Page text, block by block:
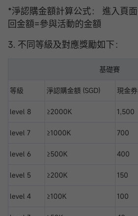
*淨認購金額計算公式： 進入頁
回金額=參與活動的金額
3. 不同等級及對應獎勵如下：
基礎賽
等級 淨認購金額 (SGD) 現金
level 8 ≥2000K 1,500
level 7 ≥1000K 700
level 6 ≥500K 400
level 5 ≥200K 150
level 4 ≥100K 100